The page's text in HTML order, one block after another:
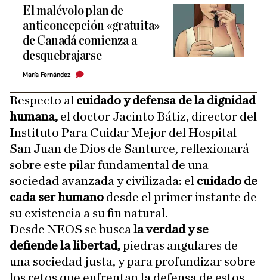
El malévolo plan de
anticoncepción «gratuita»
de Canadá comienza a
desquebrajarse
María Fernández
Respecto al cuidado y defensa de la dignidad
humana, el doctor Jacinto Bátiz, director del
Instituto Para Cuidar Mejor del Hospital
San Juan de Dios de Santurce, reflexionará
sobre este pilar fundamental de una
sociedad avanzada y civilizada: el cuidado de
cada ser humano desde el primer instante de
su existencia a su fin natural.
Desde NEOS se busca la verdad y se
defiende la libertad,piedras angulares de
una sociedad justa, y para profundizar sobre